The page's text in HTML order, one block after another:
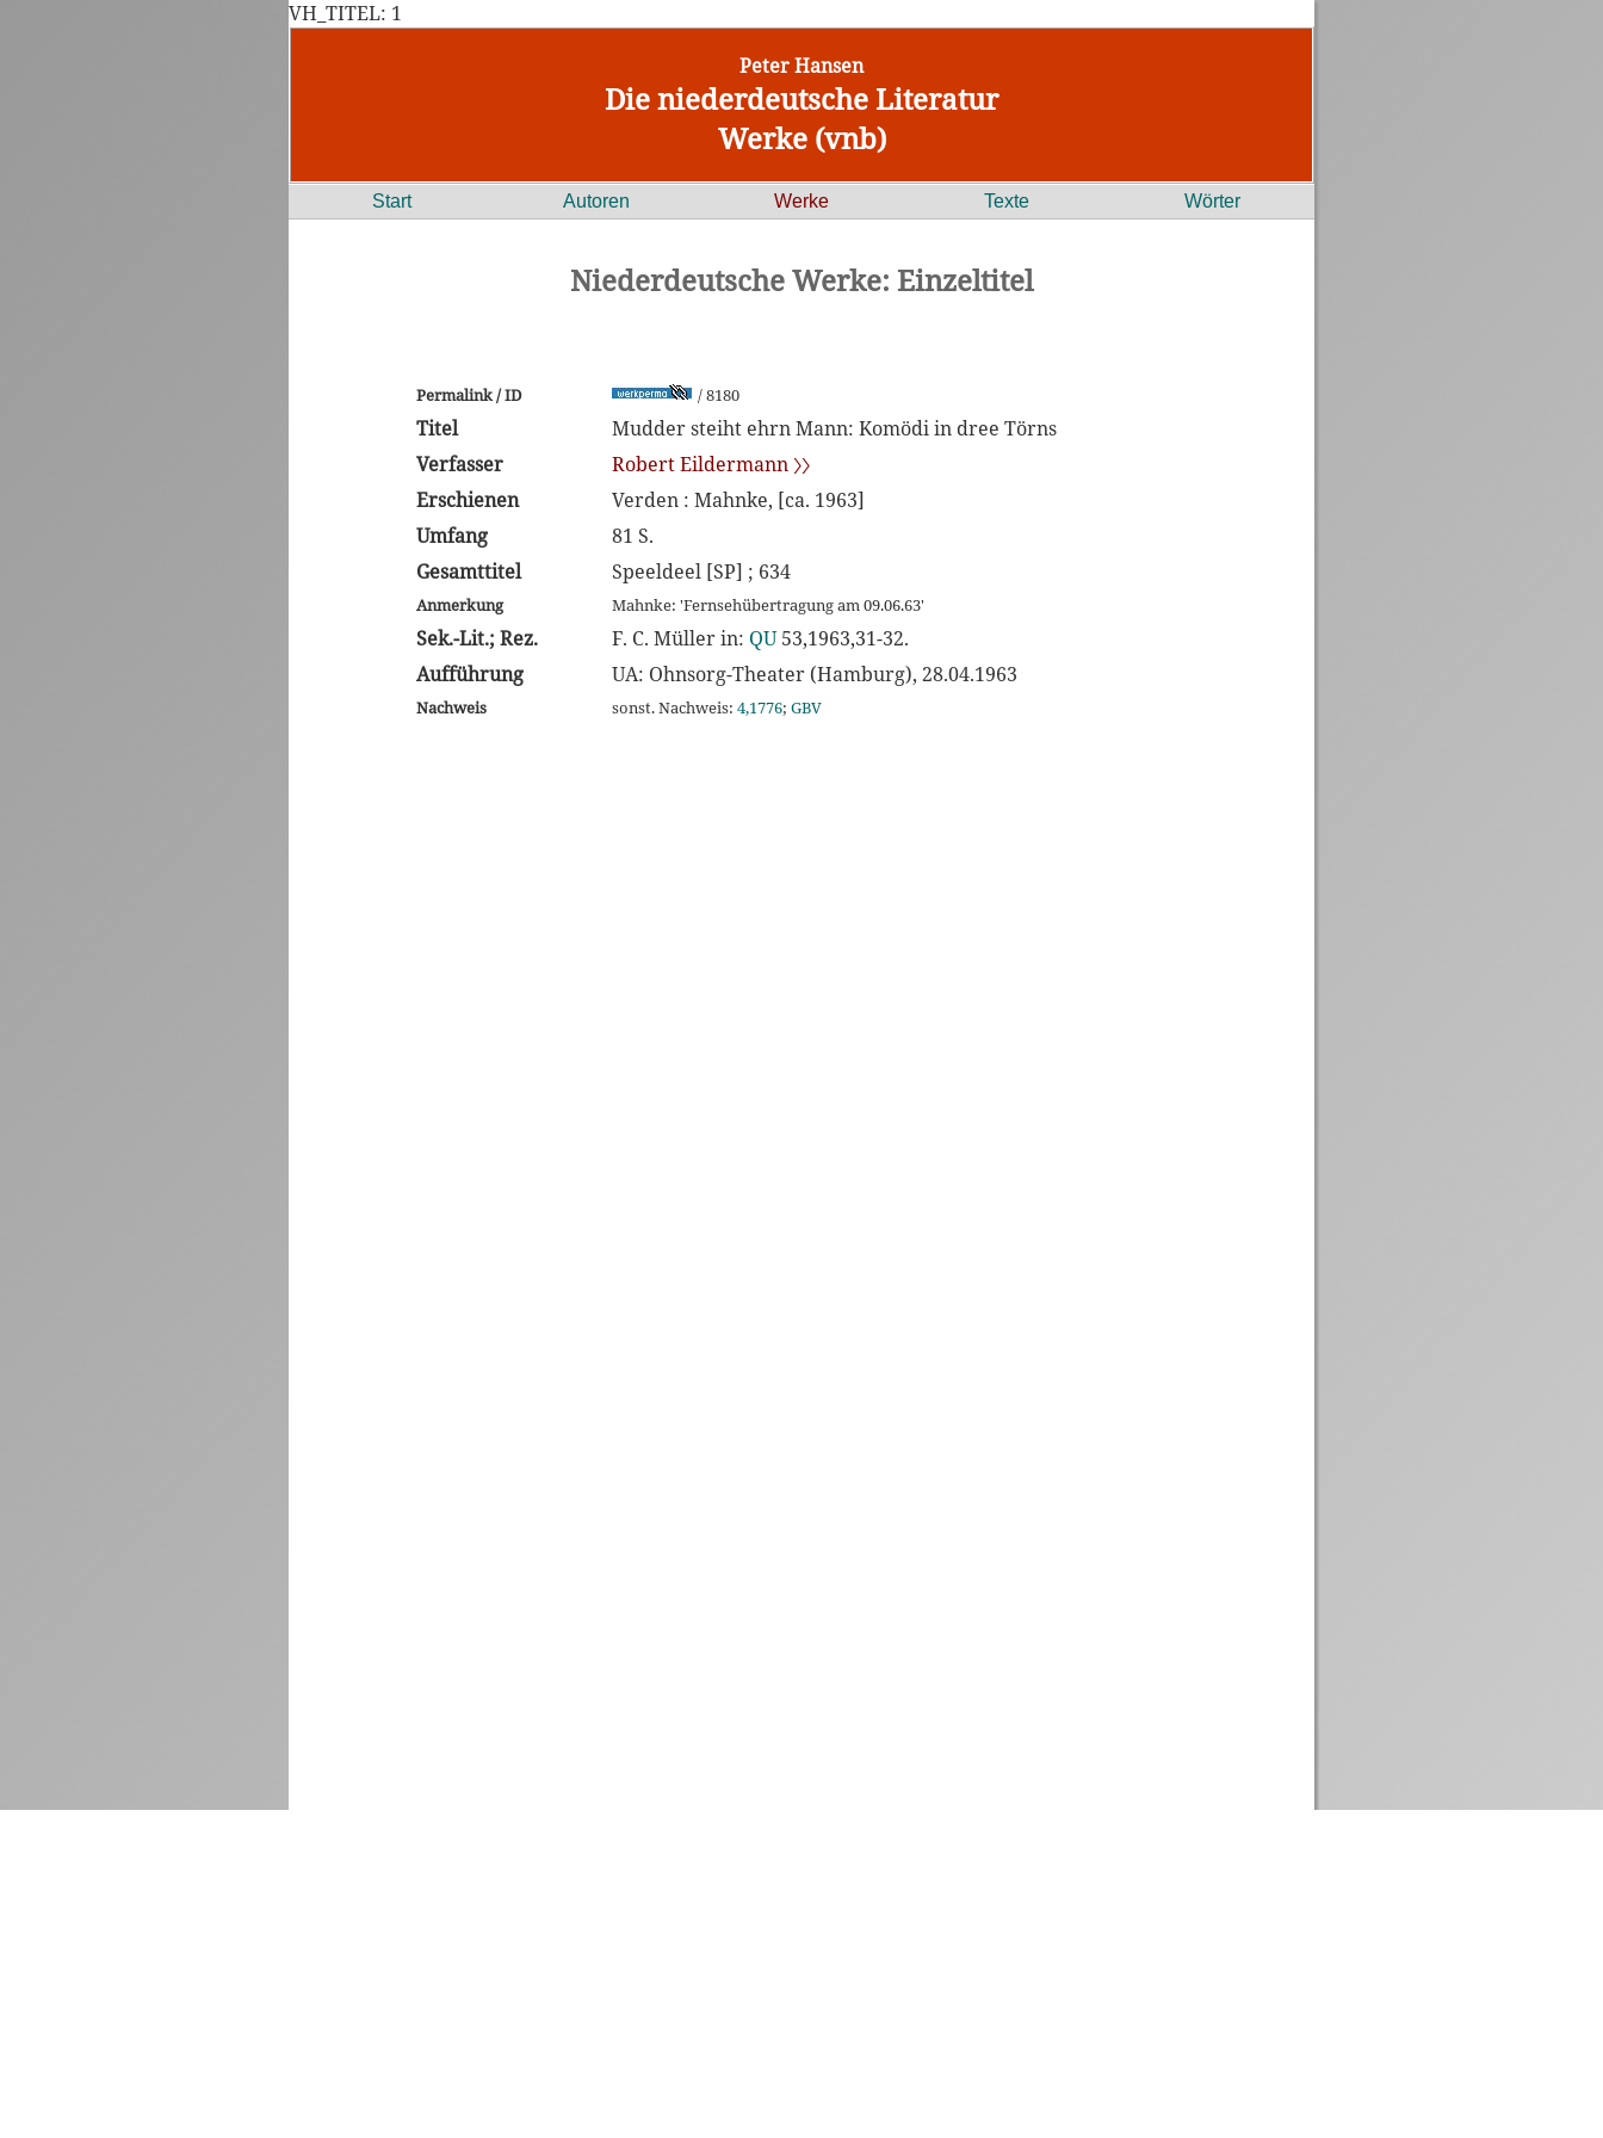
VH_TITEL: 1
Peter Hansen
Die niederdeutsche Literatur
Werke (vnb)
Start Autoren Werke Texte Wörter
Niederdeutsche Werke: Einzeltitel
Permalink / ID / 8180
Titel
Mudder steiht ehrn Mann: Komödi in dree Törns
Verfasser
Robert Eildermann 〉〉
Erschienen
Verden : Mahnke, [ca. 1963]
Umfang
81 S.
Gesamttitel
Speeldeel [SP] ; 634
Anmerkung Mahnke: 'Fernsehübertragung am 09.06.63'
Sek.-Lit.; Rez. F. C. Müller in: QU53,1963,31-32.
Aufführung
UA: Ohnsorg-Theater (Hamburg), 28.04.1963
Nachweis sonst. Nachweis: 4,1776; GBV